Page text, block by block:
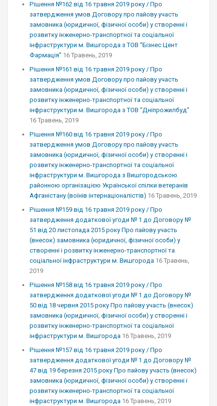
Рішення №162 від 16 травня 2019 року / Про
затвердження умов Договору про пайову участь
замовника (юридичної, фізичної особи) у створенні і
розвитку інженерно-транспортної та соціальної
інфраструктури м. Вишгорода з ТОВ “Бізнес Цент
Фармація” 16 Травень, 2019
Рішення №161 від 16 травня 2019 року / Про
затвердження умов Договору про пайову участь
замовника (юридичної, фізичної особи) у створенні і
розвитку інженерно-транспортної та соціальної
інфраструктури м. Вишгорода з ТОВ “Дніпрожилбуд”
16 Травень, 2019
Рішення №160 від 16 травня 2019 року / Про
затвердження умов Договору про пайову участь
замовника (юридичної, фізичної особи) у створенні і
розвитку інженерно-транспортної та соціальної
інфраструктури м. Вишгорода з Вишгородською
районною організацією Української спілки ветеранів
Афганістану (воїнів інтернаціоналістів) 16 Травень, 2019
Рішення №159 від 16 травня 2019 року / Про
затвердження додаткової угоди № 1 до Договору №
51 від 20 листопада 2015 року Про пайову участь
(внесок) замовника (юридичної, фізичної особи) у
створенні і розвитку інженерно-транспортної та
соціальної інфраструктури м. Вишгорода 16 Травень,
2019
Рішення №158 від 16 травня 2019 року / Про
затвердження додаткової угоди № 1 до Договору №
50 від 18 червня 2015 року Про пайову участь (внесок)
замовника (юридичної, фізичної особи) у створенні і
розвитку інженерно-транспортної та соціальної
інфраструктури м. Вишгорода 16 Травень, 2019
Рішення №157 від 16 травня 2019 року / Про
затвердження додаткової угоди № 1 до Договору №
47 від 19 березня 2015 року Про пайову участь (внесок)
замовника (юридичної, фізичної особи) у створенні і
розвитку інженерно-транспортної та соціальної
інфраструктури м. Вишгорода 16 Травень, 2019